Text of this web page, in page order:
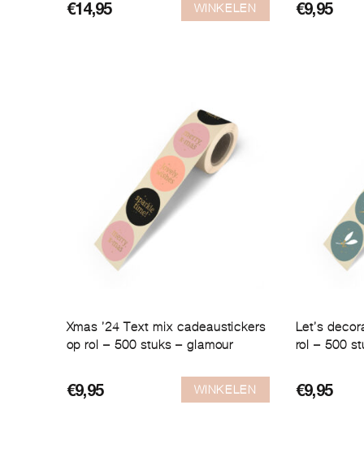
€14,95 WINKELEN €9,95
Xmas ’24 Text mix cadeaustickers
op rol – 500 stuks – glamour
€9,95 WINKELEN
Let’s
rol – 500
€9,95